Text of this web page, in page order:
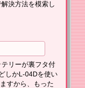
決方法を模索し
リーが裏フタ付
しかL-04Dを使い
すから、もった